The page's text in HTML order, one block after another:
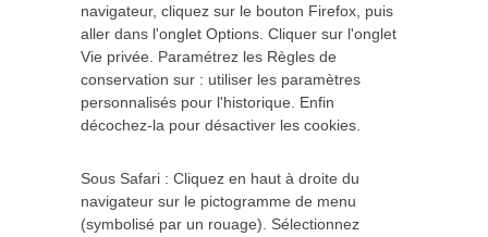
navigateur, cliquez sur le bouton Firefox, puis
aller dans l'onglet Options. Cliquer sur l'onglet
Vie privée. Paramétrez les Règles de
conservation sur : utiliser les paramètres
personnalisés pour l'historique. Enfin
décochez-la pour désactiver les cookies.
Sous Safari : Cliquez en haut à droite du
navigateur sur le pictogramme de menu
(symbolisé par un rouage). Sélectionnez